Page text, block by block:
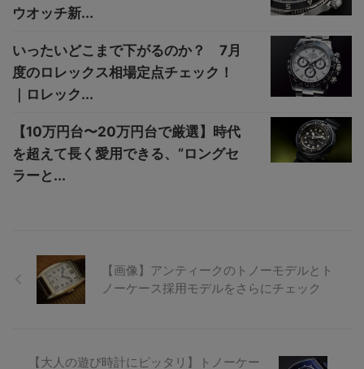
ウオッチ新...
いったいどこまで下がるのか？ 7月
度のロレックス相場定点チェック！
｜ロレック...
【10万円台〜20万円台で厳選】時代
を超えて長く愛用できる、“ロングセ
ラーと...
【画像】アンティークのトノーモデルとト
ノーケース採用モデルをさらにチェック
【大人の遊び時計にピッタリ】トノーケー